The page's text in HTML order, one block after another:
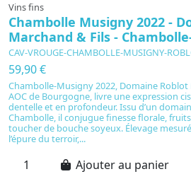
Vins fins
Chambolle Musigny 2022 -
Marchand & Fils -
CAV-VROUGE-CHAMBOLLE-MUSIGNY-
59,90 €
Chambolle-Musigny 2022, Domaine
AOC de Bourgogne, livre une expression
dentelle et en profondeur. Issu d’un
Chambolle, il conjugue finesse florale,
toucher de bouche soyeux. Élevage
l’épure du terroir,...
Ajouter au panier